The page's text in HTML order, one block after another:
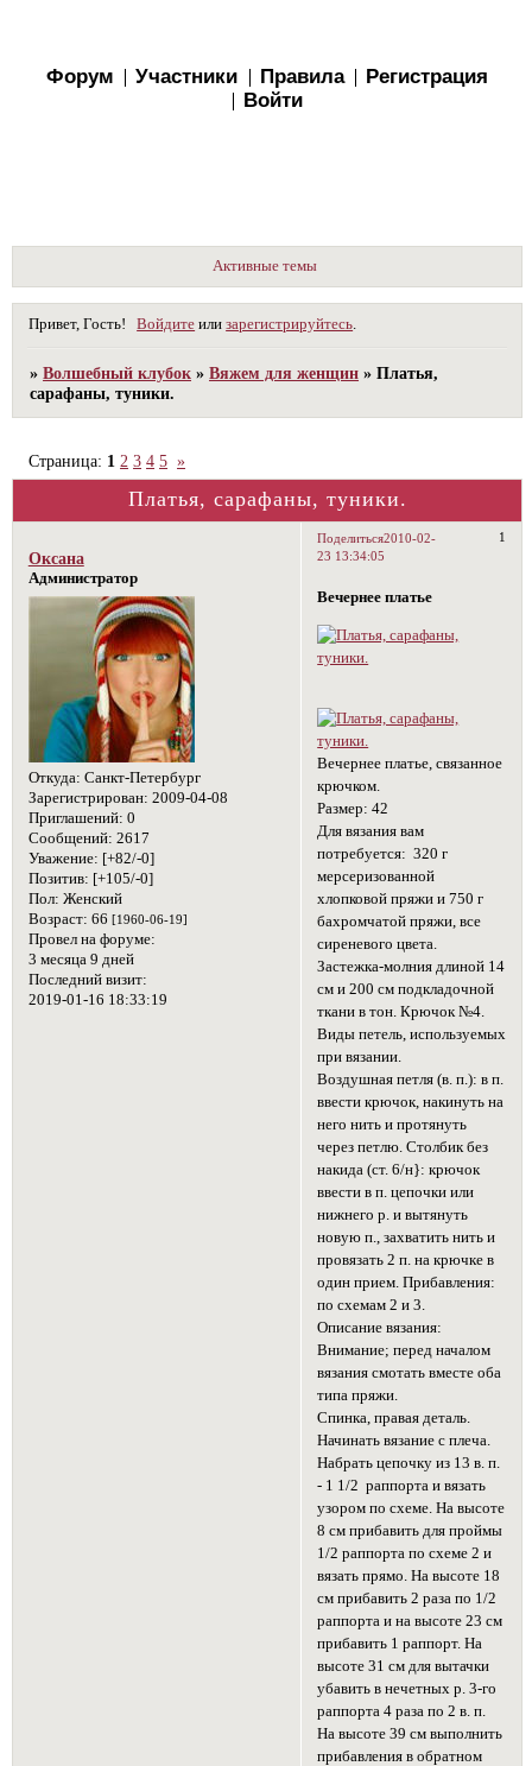
Форум Участники Правила
Регистрация
Войти
Активные темы
Привет, Гость! Войдите илизарегистрируйтесь
»Волшебный клубок »Вяжем для женщин »Платья,
сарафаны, туники.
Платья, сарафаны, туники.
Страница: 1 2 3 4 5 »
Поделиться 1
2010-02-
23 13:34:05
Оксана
Администратор
Откуда: Санкт-Петербург
Зарегистрирован: 2009-04-08
Приглашений: 0
Сообщений: 2617
Уважение: [+82/-0]
Позитив: [+105/-0]
Пол: Женский
Возраст: 66 [1960-06-19]
Провел на форуме:
3 месяца 9 дней
Последний визит:
2019-01-16 18:33:19
Вечернее платье
Вечернее платье, связанное
крючком.
Размер: 42
Для вязания вам
потребуется: 320 г
мерсеризованной
хлопковой пряжи и 750 г
бахромчатой пряжи, все
сиреневого цвета.
Застежка-молния длиной 14
см и 200 см подкладочной
ткани в тон. Крючок №4.
Виды петель, используемых
при вязании.
Воздушная петля (в. п.): в п.
ввести крючок, накинуть на
него нить и протянуть
через петлю. Столбик без
накида (ст. 6/н}: крючок
ввести в п. цепочки или
нижнего р. и вытянуть
новую п., захватить нить и
провязать 2 п. на крючке в
один прием. Прибавления:
по схемам 2 и 3.
Описание вязания:
Внимание; перед началом
вязания смотать вместе оба
типа пряжи.
Спинка, правая деталь.
Начинать вязание с плеча.
Набрать цепочку из 13 в. п.
- 1 1/2 раппорта и вязать
узором по схеме. На высоте
8 см прибавить для проймы
1/2 раппорта по схеме 2 и
вязать прямо. На высоте 18
см прибавить 2 раза по 1/2
раппорта и на высоте 23 см
прибавить 1 раппорт. На
высоте 31 см для вытачки
убавить в нечетных р. 3-го
раппорта 4 раза по 2 в. п.
На высоте 39 см выполнить
прибавления в обратном